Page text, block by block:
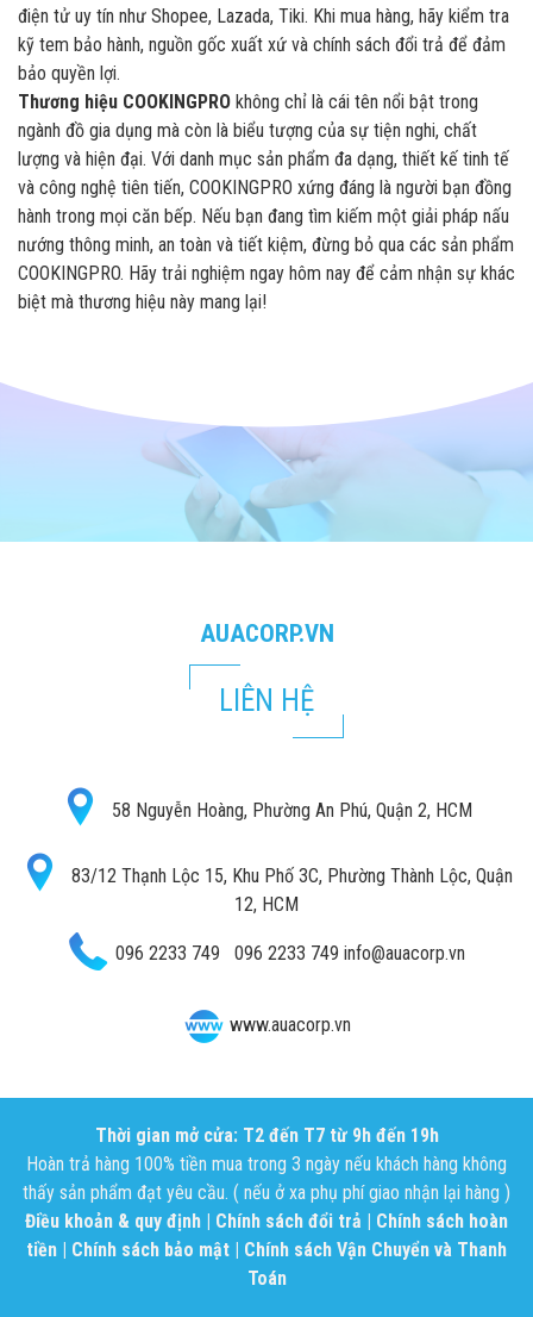
điện tử uy tín như Shopee, Lazada, Tiki. Khi mua hàng, hãy kiểm tra
kỹ tem bảo hành, nguồn gốc xuất xứ và chính sách đổi trả để đảm
bảo quyền lợi.
Thương hiệu COOKINGPRO không chỉ là cái tên nổi bật trong
ngành đồ gia dụng mà còn là biểu tượng của sự tiện nghi, chất
lượng và hiện đại. Với danh mục sản phẩm đa dạng, thiết kế tinh tế
và công nghệ tiên tiến, COOKINGPRO xứng đáng là người bạn đồng
hành trong mọi căn bếp. Nếu bạn đang tìm kiếm một giải pháp nấu
nướng thông minh, an toàn và tiết kiệm, đừng bỏ qua các sản phẩm
COOKINGPRO. Hãy trải nghiệm ngay hôm nay để cảm nhận sự khác
biệt mà thương hiệu này mang lại!
AUACORP.VN
LIÊN HỆ
58 Nguyễn Hoàng, Phường An Phú, Quận 2, HCM
83/12 Thạnh Lộc 15, Khu Phố 3C, Phường Thành Lộc, Quận
12, HCM
096 2233 749 096 2233 749 info@auacorp.vn
www.auacorp.vn
Thời gian mở cửa: T2 đến T7 từ 9h đến 19h
Hoàn trả hàng 100% tiền mua trong 3 ngày nếu khách hàng không
thấy sản phẩm đạt yêu cầu. ( nếu ở xa phụ phí giao nhận lại hàng )
Điều khoản & quy định | Chính sách đổi trả | Chính sách hoàn
tiền | Chính sách bảo mật | Chính sách Vận Chuyển và Thanh
Toán